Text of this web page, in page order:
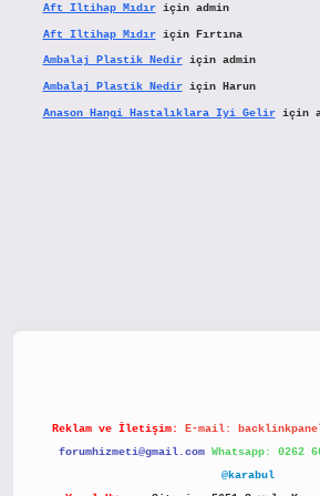
Aft Iltihap Mıdıriçin admin
Aft Iltihap Mıdıriçin Fırtına
Ambalaj Plastik Nediriçin admin
Ambalaj Plastik Nediriçin Harun
Anason Hangi Hastalıklara Iyi Geliriçin
Reklam ve İletişim: E-mail:
forumhizmeti@gmail.com Whatsapp: 0262
@karabul